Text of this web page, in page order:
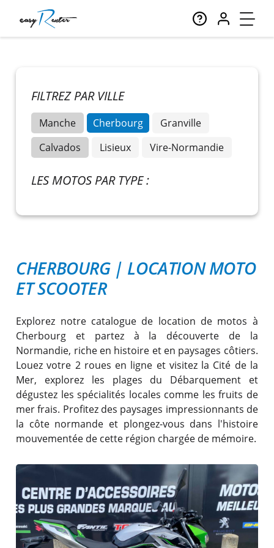
FILTREZ PAR VILLE
Manche Cherbourg
Granville
Calvados
Lisieux Vire-Normandie
LES MOTOS PAR TYPE :
CHERBOURG | LOCATION MOTO
ET SCOOTER
Explorez notre catalogue de location de motos à
Cherbourg et partez à la découverte de la
Normandie, riche en histoire et en paysages côtiers.
Louez votre 2 roues en ligne et visitez la Cité de la
Mer, explorez les plages du Débarquement et
dégustez les spécialités locales comme les fruits de
mer frais. Profitez des paysages impressionnants de
la côte normande et plongez-vous dans l'histoire
mouvementée de cette région chargée de mémoire.